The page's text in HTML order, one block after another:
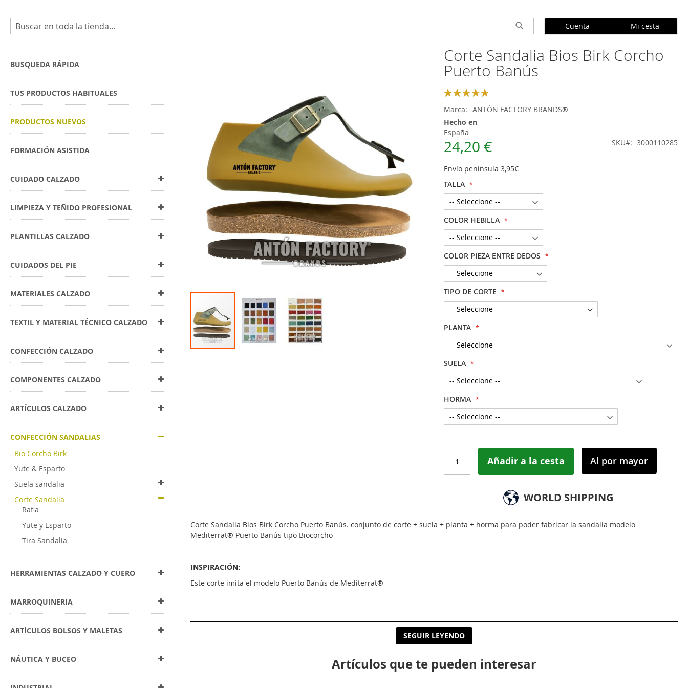
Buscar Buscar
Cuenta Mi cesta
Corte Sandalia Bios Birk Corcho
Puerto Banús
Rating:
Marca
ANTÓN FACTORY BRANDS®
Hecho en
España
SKU
3000110285
24,20 €
Envío península 3,95€
TALLA
COLOR HEBILLA
COLOR PIEZA ENTRE DEDOS
TIPO DE CORTE
PLANTA
SUELA
HORMA
Añadir a la cesta Al por mayor
WORLD SHIPPING
Corte Sandalia Bios Birk Corcho Puerto Banús. conjunto de corte + suela + planta + horma para poder fabricar la sandalia modelo
Mediterrat® Puerto Banús tipo Biocorcho
INSPIRACIÓN:
Este corte imita el modelo Puerto Banús de Mediterrat®
SEGUIR LEYENDO
Artículos que te pueden interesar
BUSQUEDA RÁPIDA
TUS PRODUCTOS HABITUALES
PRODUCTOS NUEVOS
FORMACIÓN ASISTIDA
CUIDADO CALZADO
LIMPIEZA Y TEÑIDO PROFESIONAL
PLANTILLAS CALZADO
CUIDADOS DEL PIE
MATERIALES CALZADO
TEXTIL Y MATERIAL TÉCNICO CALZADO
CONFECCIÓN CALZADO
COMPONENTES CALZADO
ARTÍCULOS CALZADO
CONFECCIÓN SANDALIAS
Bio Corcho Birk
Yute & Esparto
Suela sandalia
Corte Sandalia
Rafia
Yute y Esparto
Tira Sandalia
HERRAMIENTAS CALZADO Y CUERO
MARROQUINERIA
ARTÍCULOS BOLSOS Y MALETAS
NÁUTICA Y BUCEO